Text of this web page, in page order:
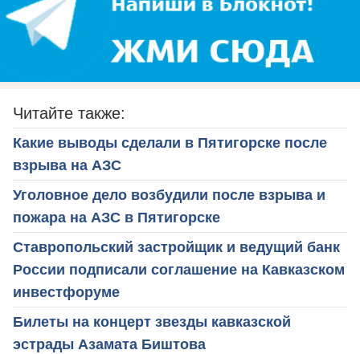
Читайте также:
Какие выводы сделали в Пятигорске после
взрыва на АЗС
Уголовное дело возбудили после взрыва и
пожара на АЗС в Пятигорске
Ставропольский застройщик и ведущий банк
России подписали соглашение на Кавказском
инвестфоруме
Билеты на концерт звезды кавказской
эстрады Азамата Биштова